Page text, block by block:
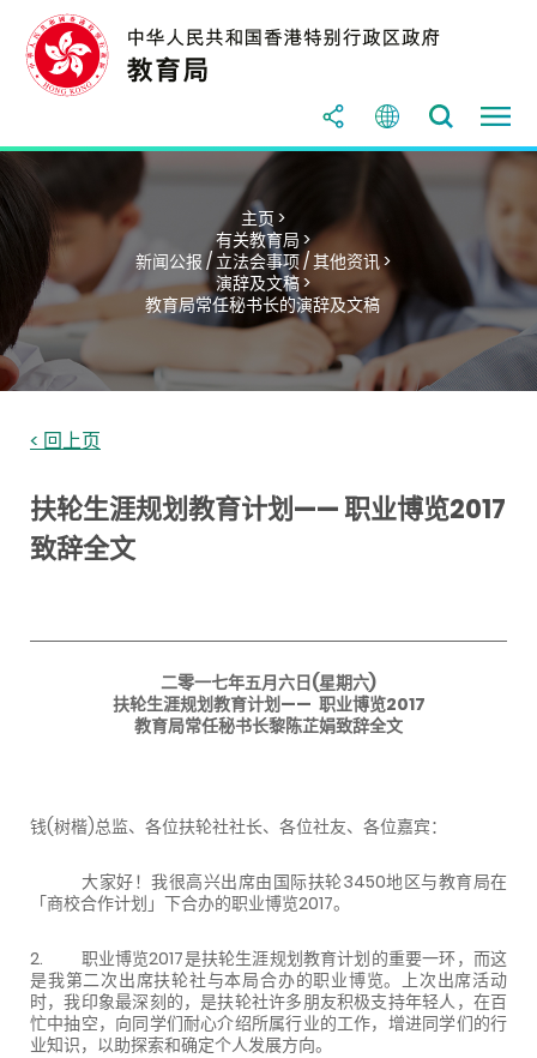
主页 >
有关教育局 >
新闻公报 / 立法会事项 / 其他资讯 >
演辞及文稿 >
教育局常任秘书长的演辞及文稿
< 回上页
扶轮生涯规划教育计划—— 职业博览2017
致辞全文
二零一七年五月六日(星期六)
扶轮生涯规划教育计划—— 职业博览2017
教育局常任秘书长黎陈芷娟致辞全文
钱(树楷)总监、各位扶轮社社长、各位社友、各位嘉宾：
大家好！我很高兴出席由国际扶轮3450地区与教育局在
「商校合作计划」下合办的职业博览2017。
2. 职业博览2017是扶轮生涯规划教育计划的重要一环，而这
是我第二次出席扶轮社与本局合办的职业博览。上次出席活动
时，我印象最深刻的，是扶轮社许多朋友积极支持年轻人，在百
忙中抽空，向同学们耐心介绍所属行业的工作，增进同学们的行
业知识，以助探索和确定个人发展方向。